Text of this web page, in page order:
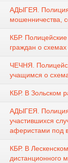
АДЫГЕЯ. Полиция
мошенничества,
КБР.
граждан о
ЧЕЧНЯ.
учащимся о
КБР. В Зольском
АДЫГЕЯ.
участившихся
аферистами под
КБР. В
дистанционного